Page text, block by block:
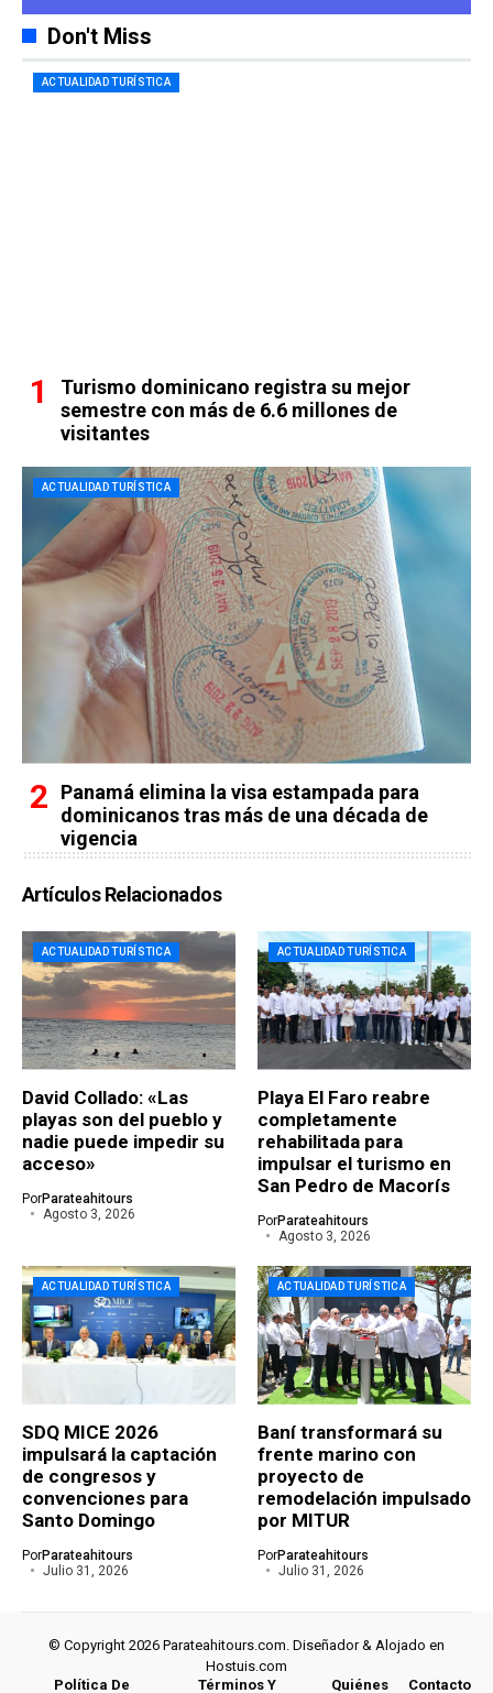
Don't Miss
ACTUALIDAD TURÍSTICA
Turismo dominicano registra su mejor
semestre con más de 6.6 millones de
visitantes
ACTUALIDAD TURÍSTICA
Panamá elimina la visa estampada para
dominicanos tras más de una década de
vigencia
Artículos Relacionados
ACTUALIDAD TURÍSTICA
David Collado: «Las
playas son del pueblo y
nadie puede impedir su
acceso»
PorParateahitours
Agosto 3, 2026
ACTUALIDAD TURÍSTICA
Playa El Faro reabre
completamente
rehabilitada para
impulsar el turismo en
San Pedro de Macorís
PorParateahitours
Agosto 3, 2026
ACTUALIDAD TURÍSTICA
SDQ MICE 2026
impulsará la captación
de congresos y
convenciones para
Santo Domingo
PorParateahitours
Julio 31, 2026
ACTUALIDAD TURÍSTICA
Baní transformará su
frente marino con
proyecto de
remodelación impulsado
por MITUR
PorParateahitours
Julio 31, 2026
© Copyright 2026 Parateahitours.com. Diseñador & Alojado en
Hostuis.com
Política De
Términos Y
Quiénes
Contacto